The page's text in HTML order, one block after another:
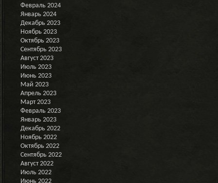
Февраль 2024
Январь 2024
Декабрь 2023
Ноябрь 2023
Октябрь 2023
Сентябрь 2023
Август 2023
Июль 2023
Июнь 2023
Май 2023
Апрель 2023
Март 2023
Февраль 2023
Январь 2023
Декабрь 2022
Ноябрь 2022
Октябрь 2022
Сентябрь 2022
Август 2022
Июль 2022
Июнь 2022